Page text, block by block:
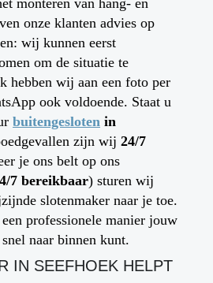
onze klanten advies op
wij kunnen eerst
om de situatie te
hebben wij aan een foto per
ook voldoende. Staat u
buitengesloten in
zijn wij 24/7
je ons belt op ons
7 bereikbaar) sturen wij
slotenmaker naar je toe.
professionele manier jouw
naar binnen kunt.
IN SEEFHOEK HELPT